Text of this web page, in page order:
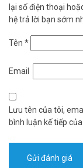
lại số điện thoại
hệ trả lời bạn sớm
Tên *
Email
Lưu tên của tôi,
bình luận kế tiếp của